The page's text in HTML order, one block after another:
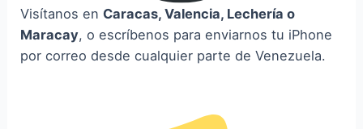
Visítanos enCaracas, Valencia, Lechería o
Maracay, o escríbenos para enviarnos tu iPhone
por correo desde cualquier parte de Venezuela.